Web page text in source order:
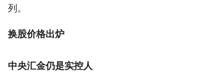
列。
换股价格出炉
中央汇金仍是实控人